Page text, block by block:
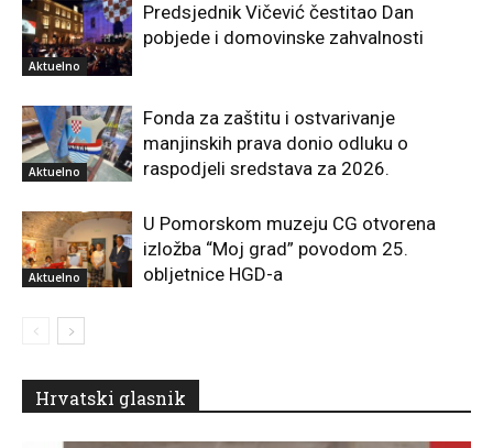
Aktuelno
Predsjednik Vičević čestitao Dan
pobjede i domovinske zahvalnosti
Aktuelno
Fonda za zaštitu i ostvarivanje
manjinskih prava donio odluku o
raspodjeli sredstava za 2026.
Aktuelno
U Pomorskom muzeju CG otvorena
izložba “Moj grad” povodom 25.
obljetnice HGD-a
Hrvatski glasnik